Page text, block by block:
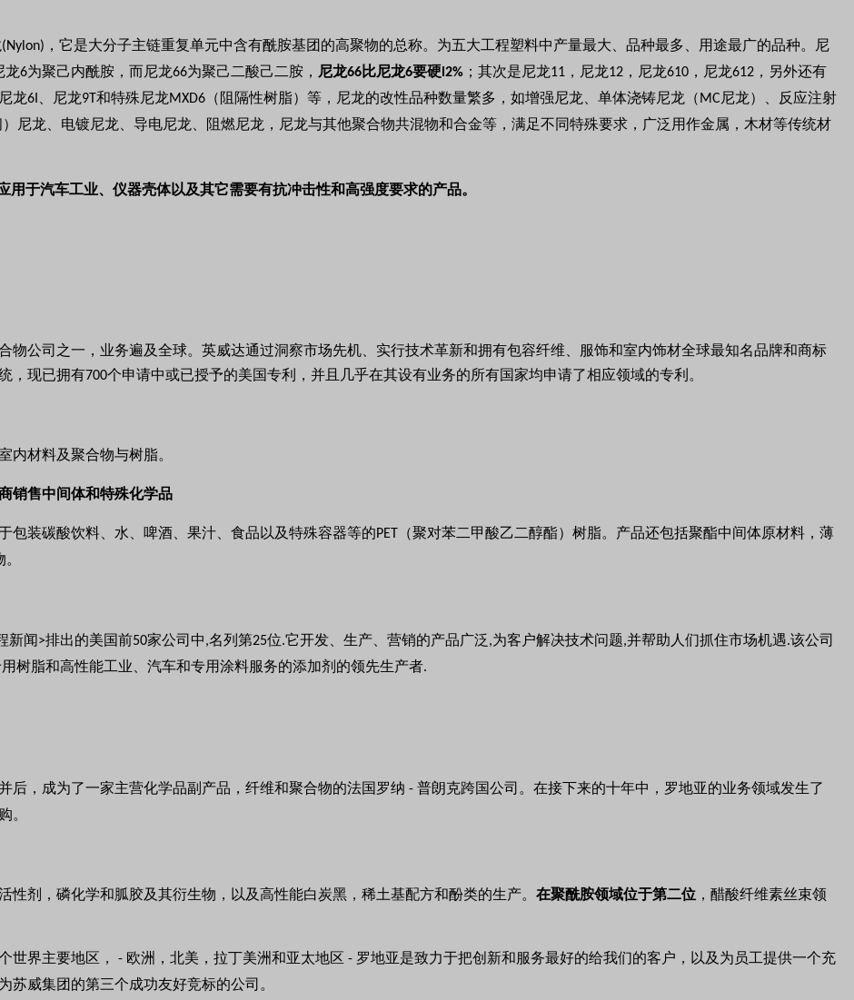
(Nylon) ，它是大分子主链重复单元中含有酰胺基团的高聚物的总称。为五大工程塑料中产量最大、品种最多、用途最广的品种。尼
龙6为聚己内酰胺，而尼龙66为聚己二酸己二胺， 尼龙66比尼龙6要硬 l2% ；其次是尼龙11 ，尼龙12 ，尼龙610 ，尼龙612 ，另外还有
龙6I 、尼龙9T 和特殊尼龙MXD6 （阻隔性树脂）等，尼龙的改性品种数量繁多，如增强尼龙、单体浇铸尼龙（ MC尼龙）、反应注射
尼龙、电镀尼龙、导电尼龙、阻燃尼龙，尼龙与其他聚合物共混物和合金等，满足不同特殊要求，广泛用作金属，木材等传统材
用于汽车工业、仪器壳体以及其它需要有抗冲击性和高强度要求的产品。
物公司之一，业务遍及全球。英威达通过洞察市场先机、实行技术革新和拥有包容纤维、服饰和室内饰材全球最知名品牌和商标
，现已拥有700个申请中或已授予的美国专利，并且几乎在其设有业务的所有国家均申请了相应领域的专利。
内材料及聚合物与树脂。
销售中间体和特殊化学品
包装碳酸饮料、水、啤酒、果汁、食品以及特殊容器等的PET
（聚对苯二甲酸乙二醇酯）树脂。产品还包括聚酯中间体原材料，薄
新闻>排出的美国前50家公司中,名列第25位.它开发、生产、营销的产品广泛,为客户解决技术问题,并帮助人们抓住市场机遇.该公司
树脂和高性能工业、汽车和专用涂料服务的添加剂的领先生产者.
后，成为了一家主营化学品副产品，纤维和聚合物的法国罗纳 - 普朗克跨国公司。在接下来的十年中，罗地亚的业务领域发生了
。
剂，磷化学和胍胶及其衍生物，以及高性能白炭黑，稀土基配方和酚类的生产。 在聚酰胺领域位于第二位 ，醋酸纤维素丝束领
世界主要地区， - 欧洲，北美，拉丁美洲和亚太地区 - 罗地亚是致力于把创新和服务最好的给我们的客户，以及为员工提供一个充
苏威集团的第三个成功友好竞标的公司。